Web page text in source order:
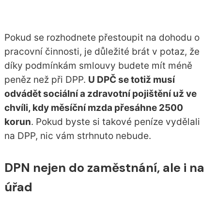
Pokud se rozhodnete přestoupit na dohodu o
pracovní činnosti, je důležité brát v potaz, že
díky podmínkám smlouvy budete mít méně
peněz než při DPP. U DPČ se totiž musí
odvádět sociální a zdravotní pojištění už ve
chvíli, kdy měsíční mzda přesáhne 2500
korun. Pokud byste si takové peníze vydělali
na DPP, nic vám strhnuto nebude.
DPN nejen do zaměstnání, ale i na
úřad